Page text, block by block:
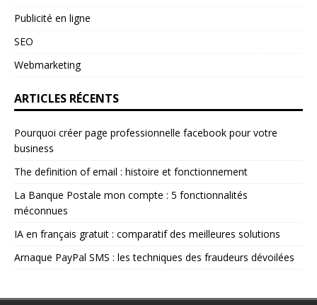
Publicité en ligne
SEO
Webmarketing
ARTICLES RÉCENTS
Pourquoi créer page professionnelle facebook pour votre
business
The definition of email : histoire et fonctionnement
La Banque Postale mon compte : 5 fonctionnalités
méconnues
IA en français gratuit : comparatif des meilleures solutions
Arnaque PayPal SMS : les techniques des fraudeurs dévoilées